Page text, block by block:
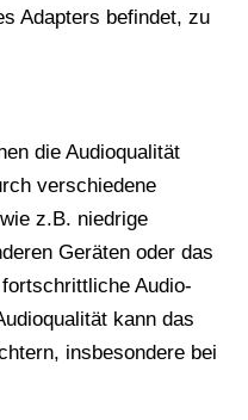
Adapters befindet, zu
die Audioqualität
verschiedene
z.B. niedrige
Geräten oder das
Audio-
kann das
insbesondere bei